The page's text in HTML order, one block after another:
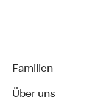
Familien
Über uns